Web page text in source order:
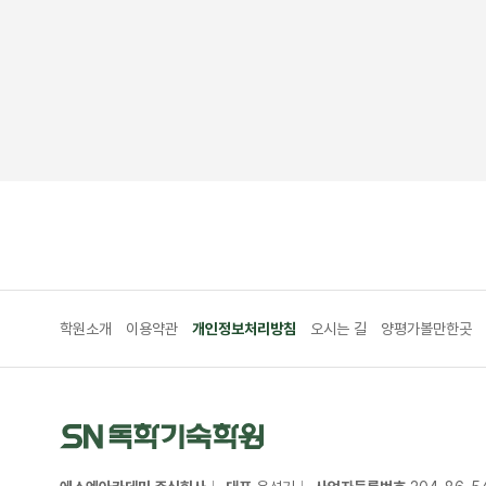
학원소개 이용약관 개인정보처리방침 오시는 길 양평가볼만한곳